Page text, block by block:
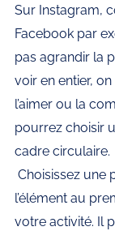
Sur Instagram,
Facebook par
pas agrandir la
voir en entier,
l’aimer ou la
pourrez choisir
cadre circulaire.
l’élément au
votre activité. Il